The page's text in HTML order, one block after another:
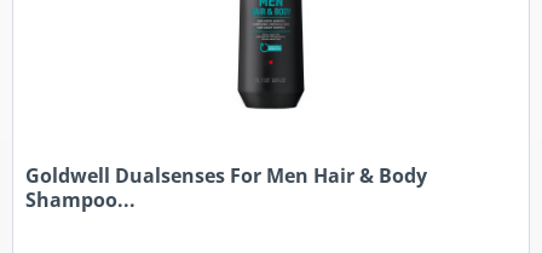
Goldwell Dualsenses For Men Hair & Body
Shampoo...